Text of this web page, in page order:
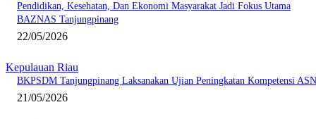
Pendidikan, Kesehatan, Dan Ekonomi Masyarakat Jadi Fokus Utama
BAZNAS Tanjungpinang
22/05/2026
Kepulauan Riau
BKPSDM Tanjungpinang Laksanakan Ujian Peningkatan Kompetensi ASN
21/05/2026